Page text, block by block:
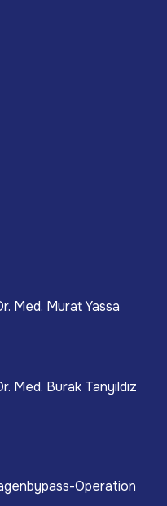
Med. Murat Yassa
Burak Tanyıldız
Operation